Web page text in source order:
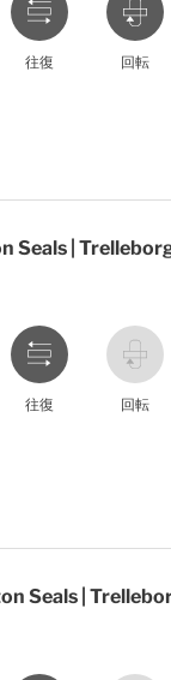
往復 回転
Seals |
往復 回転
Seals |